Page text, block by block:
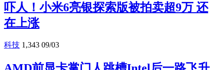
吓人！小米6亮银探索版被拍卖超9万 还
在上涨
科技 1,343 09/03